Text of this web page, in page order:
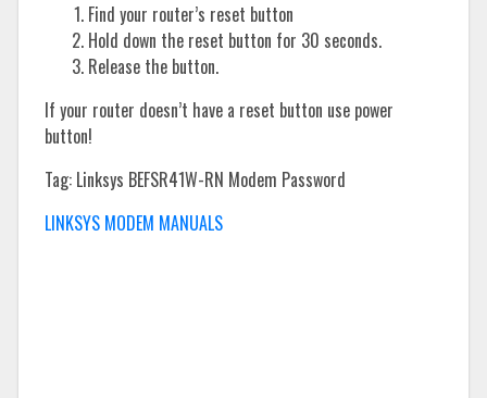
Find your router’s reset button
Hold down the reset button for 30 seconds.
Release the button.
If your router doesn’t have a reset button use power
button!
Tag: Linksys BEFSR41W-RN Modem Password
LINKSYS MODEM MANUALS